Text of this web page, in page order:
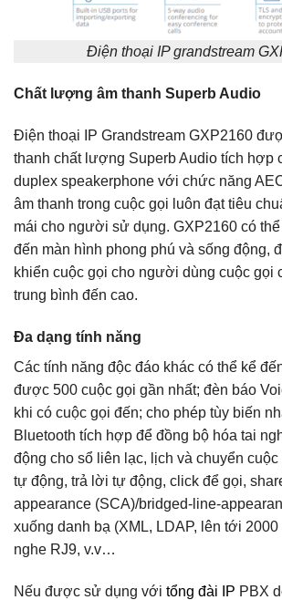
Điện thoại IP grandstream
Chất lượng âm thanh Superb Audio
Điện thoại IP Grandstream GXP2160
thanh chất lượng Superb Audio tích hợp
duplex speakerphone với chức năng
âm thanh trong cuộc gọi luôn đạt tiêu
mái cho người sử dụng. GXP2160 có
đến màn hình phong phú và sống động,
khiển cuộc gọi cho người dùng cuộc gọi
trung bình đến cao.
Đa dạng tính năng
Các tính năng độc đáo khác có thể kể
được 500 cuộc gọi gần nhất; đèn báo
khi có cuộc gọi đến; cho phép tùy biến
Bluetooth tích hợp để đồng bộ hóa tai
động cho sổ liên lạc, lịch và chuyển cuộc
tự động, trả lời tự động, click để gọi,
appearance (SCA)/bridged-line-
xuống danh bạ (XML, LDAP, lên tới 2000
nghe RJ9, v.v…
Nếu được sử dụng với tổng đài IP PBX